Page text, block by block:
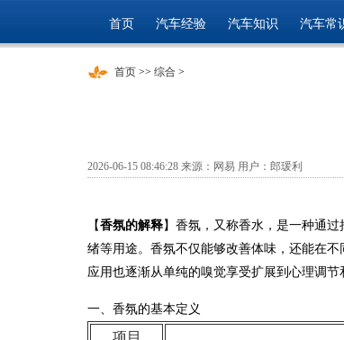
首页 汽车经验 汽车知识 汽车常
首页 >> 综合 >
2026-06-15 08:46:28 来源：网易 用户：郎瑗利
【香氛的解释】香氛，又称香水，是一种通
绪等用途。香氛不仅能够改善体味，还能在
应用也逐渐从单纯的嗅觉享受扩展到心理调节
一、香氛的基本定义
项目